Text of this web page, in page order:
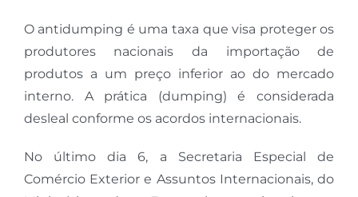
O antidumping é uma taxa que visa proteger os
produtores nacionais da importação de
produtos a um preço inferior ao do mercado
interno. A prática (dumping) é considerada
desleal conforme os acordos internacionais.
No último dia 6, a Secretaria Especial de
Comércio Exterior e Assuntos Internacionais, do